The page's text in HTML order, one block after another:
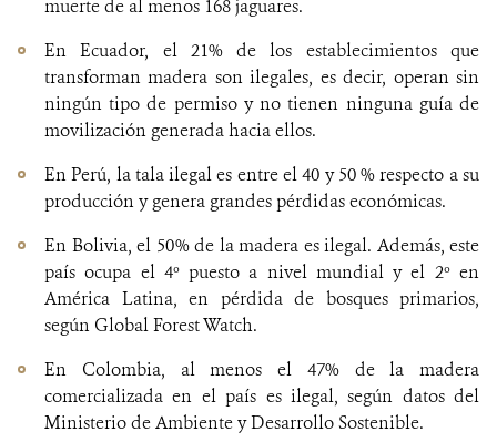
muerte de al menos 168 jaguares.
En Ecuador, el 21% de los establecimientos que
transforman madera son ilegales, es decir, operan sin
ningún tipo de permiso y no tienen ninguna guía de
movilización generada hacia ellos.
En Perú, la tala ilegal es entre el 40 y 50 % respecto a su
producción y genera grandes pérdidas económicas.
En Bolivia, el 50% de la madera es ilegal. Además, este
país ocupa el 4º puesto a nivel mundial y el 2º en
América Latina, en pérdida de bosques primarios,
según Global Forest Watch.
En Colombia, al menos el 47% de la madera
comercializada en el país es ilegal, según datos del
Ministerio de Ambiente y Desarrollo Sostenible.